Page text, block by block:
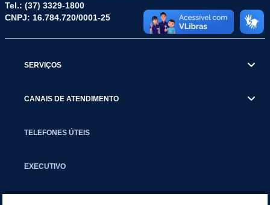
Tel.: (37) 3329-1800
CNPJ: 16.784.720/0001-25
SERVIÇOS
CANAIS DE ATENDIMENTO
TELEFONES ÚTEIS
EXECUTIVO